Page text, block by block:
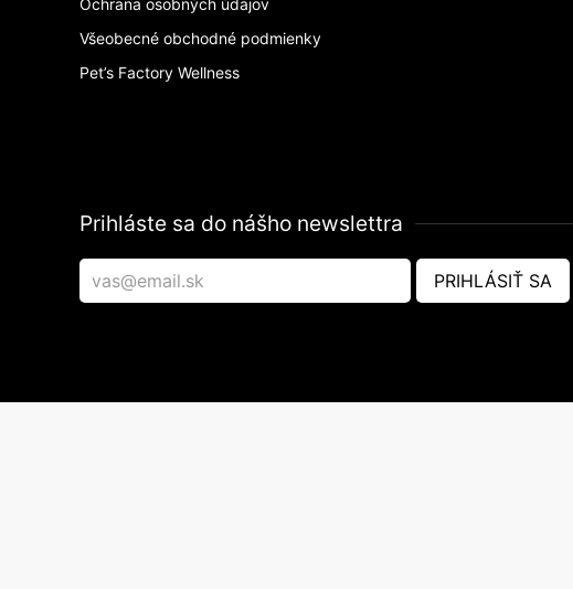
Všeobecné obchodné podmienky
Pet’s Factory Wellness
Prihláste sa do nášho newslettra
PRIHLÁSIŤ SA